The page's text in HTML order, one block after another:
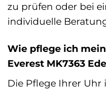
zu prüfen oder bei
individuelle
Wie pflege ich
Everest MK7363
Die Pflege Ihrer